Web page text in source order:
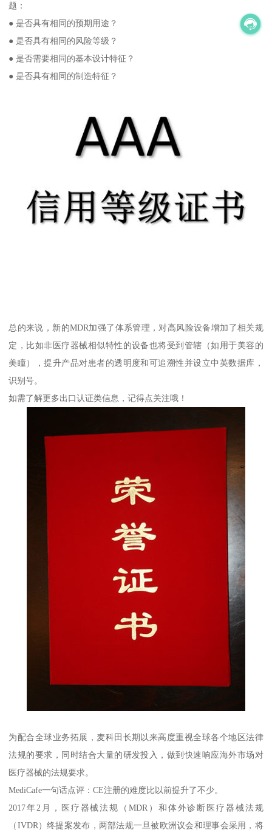
题：
● 是否具有相同的预期用途？
● 是否具有相同的风险等级？
● 是否需要相同的基本设计特征？
● 是否具有相同的制造特征？
总的来说，新的MDR加强了体系管理，对高风险设备增加了相关规
定，比如非医疗器械相似特性的设备也将受到管辖（如用于美容的
美瞳），提升产品对患者的透明度和可追溯性并设立中英数据库，
识别号。
如需了解更多出口认证类信息，记得点关注哦！
为配合全球业务拓展，麦科田长期以来高度重视全球各个地区法律
法规的要求，同时结合大量的研发投入，做到快速响应海外市场对
医疗器械的法规要求。
MediCafe一句话点评：CE注册的难度比以前提升了不少。
2017年2月，医疗器械法规（MDR）和体外诊断医疗器械法规
（IVDR）终提案发布，两部法规一旦被欧洲议会和理事会采用，将